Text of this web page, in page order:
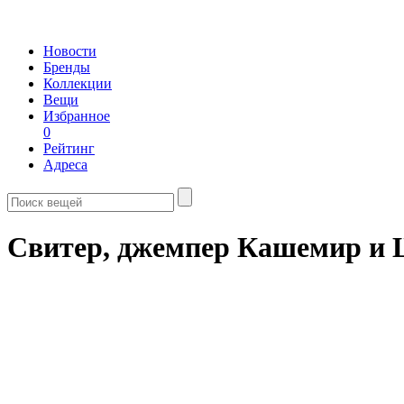
Новости
Бренды
Коллекции
Вещи
Избранное
0
Рейтинг
Адреса
Свитер, джемпер Кашемир и